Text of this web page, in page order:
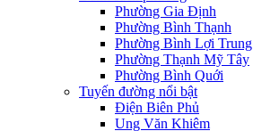
Phường Gia Định
Phường Bình Thạnh
Phường Bình Lợi Trung
Phường Thạnh Mỹ Tây
Phường Bình Quới
Tuyến đường nổi bật
Điện Biên Phủ
Ung Văn Khiêm